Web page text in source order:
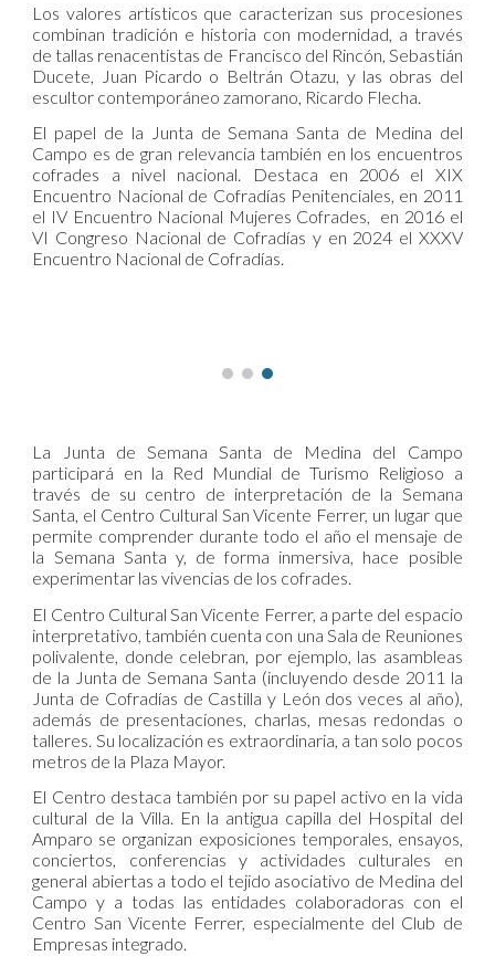
Los valores artísticos que caracterizan sus procesiones
combinan tradición e historia con modernidad, a través
de tallas renacentistas de Francisco del Rincón, Sebastián
Ducete, Juan Picardo o Beltrán Otazu, y las obras del
escultor contemporáneo zamorano, Ricardo Flecha.
El papel de la Junta de Semana Santa de Medina del
Campo es de gran relevancia también en los encuentros
cofrades a nivel nacional. Destaca en 2006 el XIX
Encuentro Nacional de Cofradías Penitenciales, en 2011
el IV Encuentro Nacional Mujeres Cofrades, en 2016 el
VI Congreso Nacional de Cofradías y en 2024 el XXXV
Encuentro Nacional de Cofradías.
La Junta de Semana Santa de Medina del Campo
participará en la Red Mundial de Turismo Religioso a
través de su centro de interpretación de la Semana
Santa, el Centro Cultural San Vicente Ferrer, un lugar que
permite comprender durante todo el año el mensaje de
la Semana Santa y, de forma inmersiva, hace posible
experimentar las vivencias de los cofrades.
El Centro Cultural San Vicente Ferrer, a parte del espacio
interpretativo, también cuenta con una Sala de Reuniones
polivalente, donde celebran, por ejemplo, las asambleas
de la Junta de Semana Santa (incluyendo desde 2011 la
Junta de Cofradías de Castilla y León dos veces al año),
además de presentaciones, charlas, mesas redondas o
talleres. Su localización es extraordinaria, a tan solo pocos
metros de la Plaza Mayor.
El Centro destaca también por su papel activo en la vida
cultural de la Villa. En la antigua capilla del Hospital del
Amparo se organizan exposiciones temporales, ensayos,
conciertos, conferencias y actividades culturales en
general abiertas a todo el tejido asociativo de Medina del
Campo y a todas las entidades colaboradoras con el
Centro San Vicente Ferrer, especialmente del Club de
Empresas integrado.